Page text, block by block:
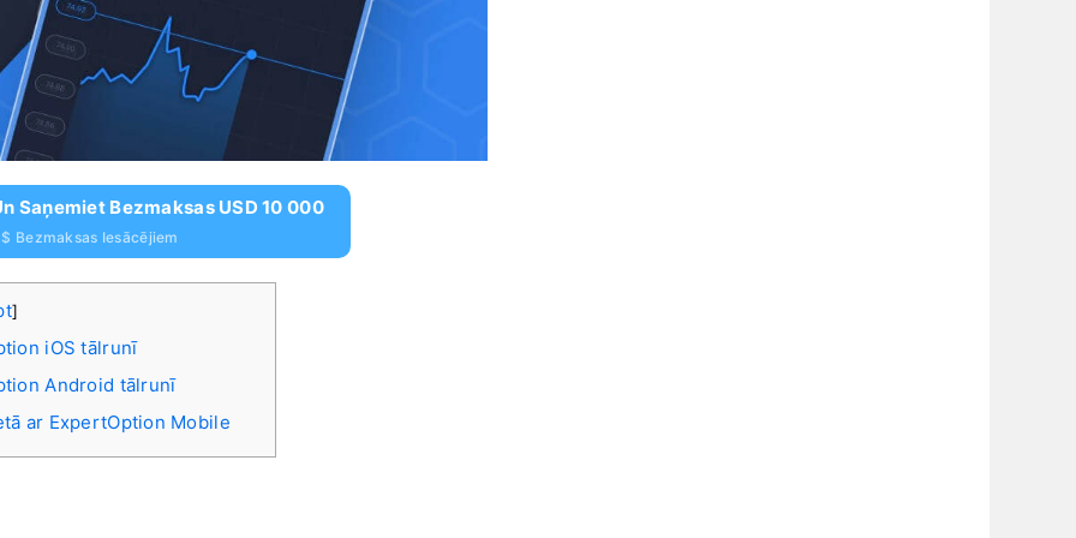
Saņemiet Bezmaksas USD 10 000
Bezmaksas Iesācējiem
]
iOS tālrunī
Android tālrunī
ar ExpertOption Mobile